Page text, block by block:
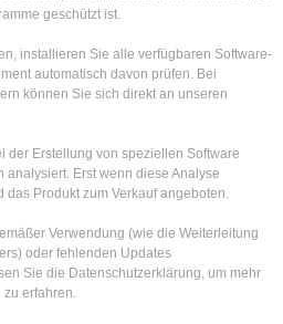
geschützt ist.
installieren Sie alle verfügbaren Software-
automatisch davon prüfen. Bei
können Sie sich direkt an unseren
der Erstellung von speziellen Software
analysiert. Erst wenn diese Analyse
Produkt zum Verkauf angeboten.
Verwendung (wie die Weiterleitung
oder fehlenden Updates
Sie die Datenschutzerklärung, um mehr
zu erfahren.